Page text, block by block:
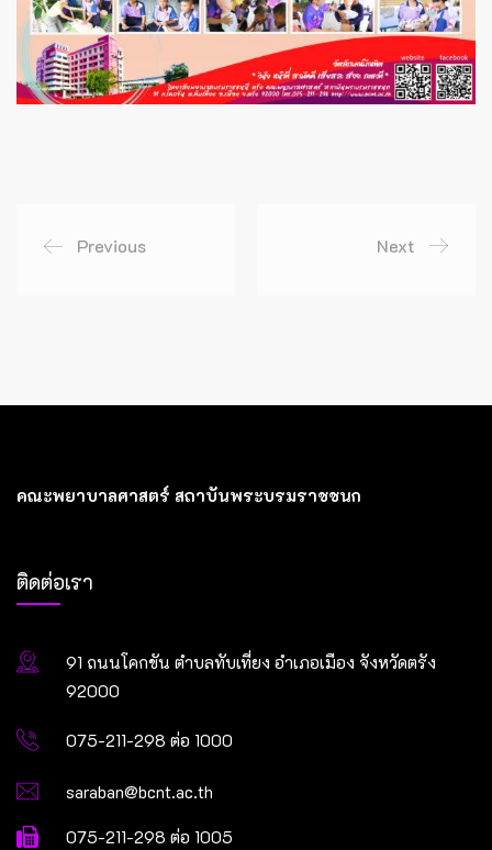
Previous Next
คณะพยาบาลศาสตร์ สถาบันพระบรมราชชนก
ติดต่อเรา
91 ถนนโคกขัน ตำบลทับเที่ยง อำเภอเมือง จังหวัดตรัง
92000
075-211-298 ต่อ 1000
saraban@bcnt.ac.th
075-211-298 ต่อ 1005